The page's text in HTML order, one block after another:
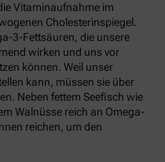
Vitaminaufnahme im
Cholesterinspiegel.
3-Fettsäuren, die unsere
wirken und uns vor
können. Weil unser
kann, müssen sie über
Neben fettem Seefisch wie
Walnüsse reich an Omega-
reichen, um den